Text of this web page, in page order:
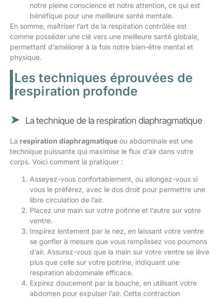
notre pleine conscience et notre attention, ce qui est
bénéfique pour une meilleure santé mentale.
En somme, maîtriser l’art de la respiration contrôlée est
comme posséder une clé vers une meilleure santé globale,
permettant d’améliorer à la fois notre bien-être mental et
physique.
Les techniques éprouvées de
respiration profonde
La technique de la respiration diaphragmatique
La respiration diaphragmatique ou abdominale est une
technique puissante qui maximise le flux d’air dans votre
corps. Voici comment la pratiquer :
Asseyez-vous confortablement, ou allongez-vous si
vous le préférez, avec le dos droit pour permettre une
libre circulation de l’air.
Placez une main sur votre poitrine et l’autre sur votre
ventre.
Inspirez lentement par le nez, en laissant votre ventre
se gonfler à mesure que vous remplissez vos poumons
d’air. Assurez-vous que la main sur votre ventre se lève
plus que celle sur votre poitrine, indiquant une
respiration abdominale efficace.
Expirez doucement par la bouche, en utilisant votre
abdomen pour expulser l’air. Cette contraction